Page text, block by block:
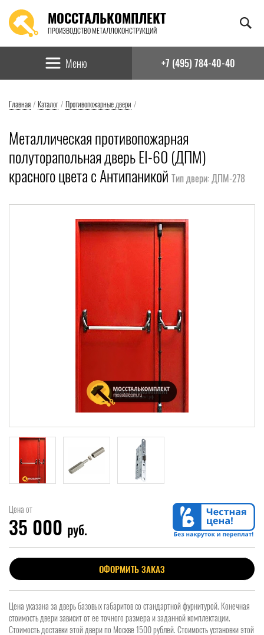
МОССТАЛЬКОМПЛЕКТ
ПРОИЗВОДСТВО МЕТАЛЛОКОНСТРУКЦИЙ
Найти:
Меню +7 (495) 784-40-40
Главная / Каталог / Противопожарные двери /
Металлическая противопожарная
полуторапольная дверь EI-60 (ДПМ)
красного цвета с Антипаникой Тип двери: ДПМ-278
Цена от
35 000 руб.
ОФОРМИТЬ ЗАКАЗ
Цена указана за дверь базовых габаритов со стандартной фурнитурой. Конечная
стоимость двери зависит от ее точного размера и заданной комплектации.
Стоимость доставки этой двери по Москве 1500 рублей. Стоимость установки этой